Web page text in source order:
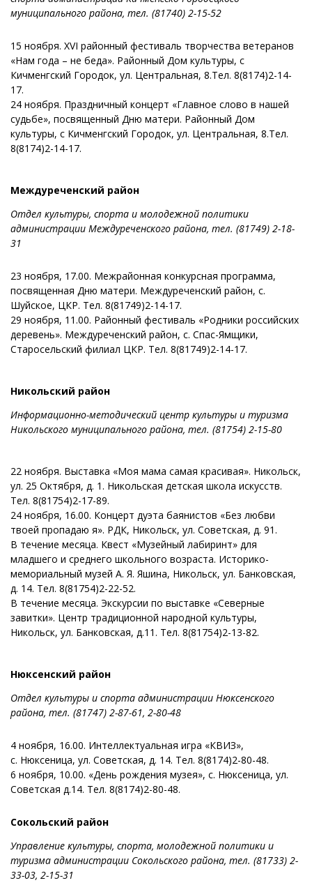
муниципального района, тел. (81740) 2-15-52
15 ноября. XVI районный фестиваль творчества ветеранов
«Нам года – не беда». Районный Дом культуры, с
Кичменгский Городок, ул. Центральная, 8.Тел. 8(8174)2-14-
17.
24 ноября. Праздничный концерт «Главное слово в нашей
судьбе», посвященный Дню матери. Районный Дом
культуры, с Кичменгский Городок, ул. Центральная, 8.Тел.
8(8174)2-14-17.
Междуреченский район
Отдел культуры, спорта и молодежной политики
администрации Междуреченского района, тел. (81749) 2-18-
31
23 ноября, 17.00. Межрайонная конкурсная программа,
посвященная Дню матери. Междуреченский район, с.
Шуйское, ЦКР. Тел. 8(81749)2-14-17.
29 ноября, 11.00. Районный фестиваль «Родники российских
деревень». Междуреченский район, с. Спас-Ямщики,
Старосельский филиал ЦКР. Тел. 8(81749)2-14-17.
Никольский район
Информационно-методический центр культуры и туризма
Никольского муниципального района, тел. (81754) 2-15-80
22 ноября. Выставка «Моя мама самая красивая». Никольск,
ул. 25 Октября, д. 1. Никольская детская школа искусств.
Тел. 8(81754)2-17-89.
24 ноября, 16.00. Концерт дуэта баянистов «Без любви
твоей пропадаю я». РДК, Никольск, ул. Советская, д. 91.
В течение месяца. Квест «Музейный лабиринт» для
младшего и среднего школьного возраста. Историко-
мемориальный музей А. Я. Яшина, Никольск, ул. Банковская,
д. 14. Тел. 8(81754)2-22-52.
В течение месяца. Экскурсии по выставке «Северные
завитки». Центр традиционной народной культуры,
Никольск, ул. Банковская, д.11. Тел. 8(81754)2-13-82.
Нюксенский район
Отдел культуры и спорта администрации Нюксенского
района, тел. (81747) 2-87-61, 2-80-48
4 ноября, 16.00. Интеллектуальная игра «КВИЗ»,
с. Нюксеница, ул. Советская, д. 14. Тел. 8(8174)2-80-48.
6 ноября, 10.00. «День рождения музея», с. Нюксеница, ул.
Советская д.14. Тел. 8(8174)2-80-48.
Сокольский район
Управление культуры, спорта, молодежной политики и
туризма администрации Сокольского района, тел. (81733) 2-
33-03, 2-15-31